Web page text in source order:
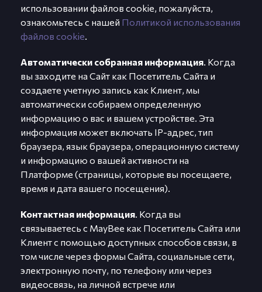
использовании файлов cookie, пожалуйста,
ознакомьтесь с нашей Политикой использования
файлов cookie.
Автоматически собранная информация. Когда
вы заходите на Сайт как Посетитель Сайта и
создаете учетную запись как Клиент, мы
автоматически собираем определенную
информацию о вас и вашем устройстве. Эта
информация может включать IP-адрес, тип
браузера, язык браузера, операционную систему
и информацию о вашей активности на
Платформе (страницы, которые вы посещаете,
время и дата вашего посещения).
Контактная информация. Когда вы
связываетесь с MayBee как Посетитель Сайта или
Клиент с помощью доступных способов связи, в
том числе через формы Сайта, социальные сети,
электронную почту, по телефону или через
видеосвязь, на личной встрече или